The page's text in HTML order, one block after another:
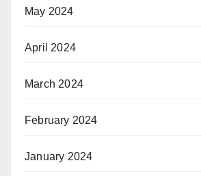
May 2024
April 2024
March 2024
February 2024
January 2024